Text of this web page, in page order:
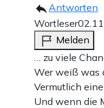
Antworten
Wortleser
Melden
… zu viele
Wer weiß was
Vermutlich
Und wenn die